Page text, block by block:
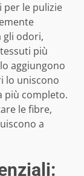
per le pulizie
gli odori,
più
aggiungono
lo uniscono
più completo.
le fibre,
a